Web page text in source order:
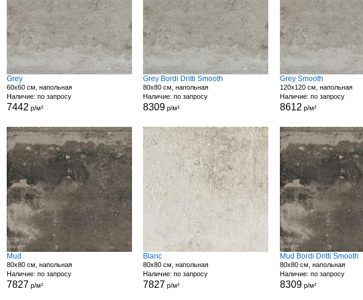
Grey
60x60 см, напольная
Наличие: по запросу
7442 р/м²
Grey Bordi Dritti Smooth
80x80 см, напольная
Наличие: по запросу
8309 р/м²
Grey Smooth
120x120 см, напольная
Наличие: по запросу
8612 р/м²
Mud
80x80 см, напольная
Наличие: по запросу
7827 р/м²
Blanc
80x80 см, напольная
Наличие: по запросу
7827 р/м²
Mud Bordi Dritti Smooth
80x80 см, напольная
Наличие: по запросу
8309р/м²